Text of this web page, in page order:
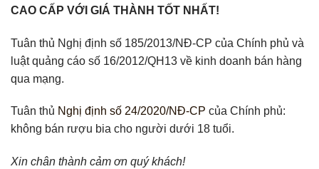
CAO CẤP VỚI GIÁ THÀNH TỐT NHẤT!
Tuân thủ Nghị định số 185/2013/NĐ-CP của Chính phủ và
luật quảng cáo số 16/2012/QH13 về kinh doanh bán hàng
qua mạng.
Tuân thủ Nghị định số 24/2020/NĐ-CP của Chính phủ:
không bán rượu bia cho người dưới 18 tuổi.
Xin chân thành cảm ơn quý khách!